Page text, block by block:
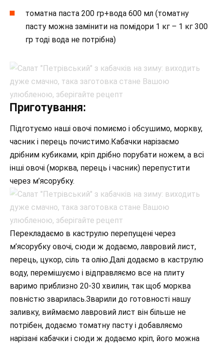
томатна паста 200 гр+вода 600 мл (томатну
пасту можна замінити на помідори 1 кг – 1 кг 300
гр тоді вода не потрібна)
Приготування:
Підготуємо наші овочі помиємо і обсушимо, моркву,
часник і перець почистимо.Кабачки нарізаємо
дрібним кубиками, кріп дрібно порубати ножем, а всі
інші овочі (морква, перець і часник) перепустити
через м’ясорубку.
Перекладаємо в каструлю перепущені через
м’ясорубку овочі, сюди ж додаємо, лавровий лист,
перець, цукор, сіль та олію.Далі додаємо в каструлю
воду, перемішуємо і відправляємо все на плиту
варимо приблизно 20-30 хвилин, так щоб морква
повністю зварилась.Зварили до готовності нашу
заливку, виймаємо лавровий лист він більше не
потрібен, додаємо томатну пасту і добавляємо
нарізані кабачки і сюди ж додаємо кріп, його можна